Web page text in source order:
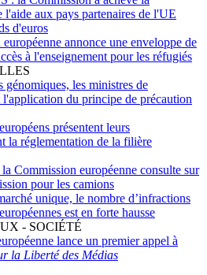
aux pays partenaires de l'UE
d'euros
annonce une enveloppe de
à l'enseignement pour les réfugiés
génomiques, les ministres de
du principe de précaution
présentent leurs
la réglementation de la filière
la Commission européenne consulte sur
pour les camions
unique, le nombre d’infractions
est en forte hausse
- SOCIÉTÉ
lance un premier appel à
la Liberté des Médias